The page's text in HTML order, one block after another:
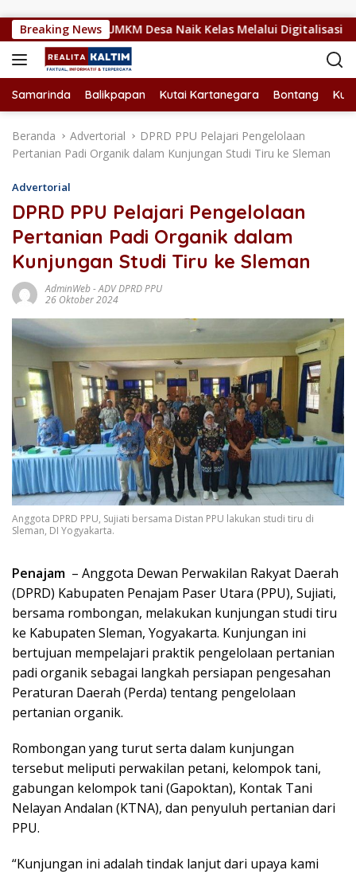
Breaking News
Dorong UMKM Desa Naik Kelas Melalui Digitalisasi
Samarinda Balikpapan Kutai Kartanegara Bontang
Beranda Advertorial
DPRD PPU Pelajari Pengelolaan
Pertanian Padi Organik dalam Kunjungan Studi Tiru ke Sleman
Advertorial
DPRD PPU Pelajari Pengelolaan
Pertanian Padi Organik dalam
Kunjungan Studi Tiru ke Sleman
AdminWeb-ADV DPRD PPU
26 Oktober 2024
Anggota DPRD PPU, Sujiati bersama Distan PPU lakukan studi tiru di
Sleman, DI Yogyakarta.
Penajam – Anggota Dewan Perwakilan Rakyat Daerah
(DPRD) Kabupaten Penajam Paser Utara (PPU), Sujiati,
bersama rombongan, melakukan kunjungan studi tiru
ke Kabupaten Sleman, Yogyakarta. Kunjungan ini
bertujuan mempelajari praktik pengelolaan pertanian
padi organik sebagai langkah persiapan pengesahan
Peraturan Daerah (Perda) tentang pengelolaan
pertanian organik.
Rombongan yang turut serta dalam kunjungan
tersebut meliputi perwakilan petani, kelompok tani,
gabungan kelompok tani (Gapoktan), Kontak Tani
Nelayan Andalan (KTNA), dan penyuluh pertanian dari
PPU.
“Kunjungan ini adalah tindak lanjut dari upaya kami